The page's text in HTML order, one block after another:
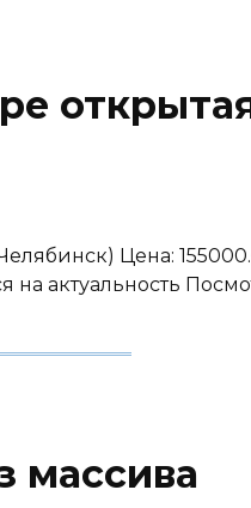
Цена:
на актуальность
массива